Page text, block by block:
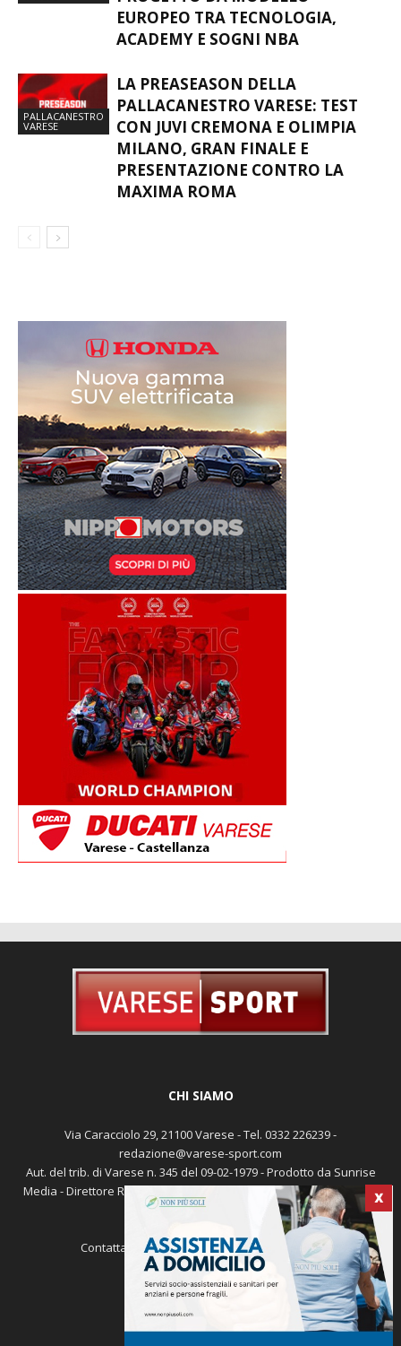
EUROPEO TRA TECNOLOGIA,
ACADEMY E SOGNI NBA
PALLACANESTRO
VARESE
LA PREASEASON DELLA
PALLACANESTRO VARESE: TEST
CON JUVI CREMONA E OLIMPIA
MILANO, GRAN FINALE E
PRESENTAZIONE CONTRO LA
MAXIMA ROMA
X
CHI SIAMO
Via Caracciolo 29, 21100 Varese - Tel. 0332 226239 -
redazione@varese-sport.com
Aut. del trib. di Varese n. 345 del 09-02-1979 - Prodotto da Sunrise
Media - Direttore Responsabile: Michele Marocco -Cookie policy
Pubblicità
Contattaci: redazione@varese-sport.com
SEGUICI